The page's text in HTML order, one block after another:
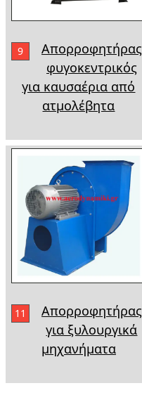
9
Aπορροφητήρας
φυγοκεντρικός
για καυσαέρια από
ατμολέβητα
11
Απορροφητήρας
για ξυλουργικά
μηχανήματα